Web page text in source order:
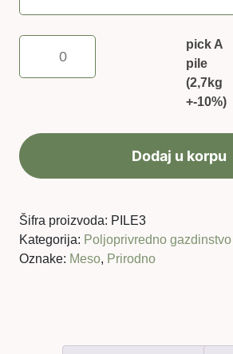
pick
pile
količina
pick A
pile
(2,7kg
+-10%)
Dodaj u korpu
Šifra proizvoda: PILE3
Kategorija: Poljoprivredno
Oznake: Meso, Prirodno